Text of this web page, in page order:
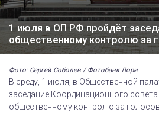
1 июля в ОП РФ пройдёт
общественному контролю за
Фото: Сергей Соболев / Фотобанк Лори
В среду, 1 июля, в Общественной
заседание Координационного
общественному контролю за